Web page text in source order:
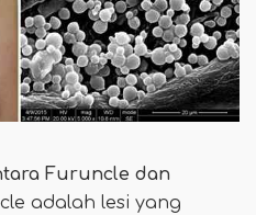
Furuncle dan
adalah lesi yang